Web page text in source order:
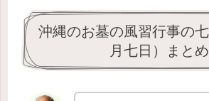
沖縄のお墓の風習行事の
月七日）まとめ